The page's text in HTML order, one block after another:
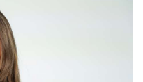
biotehnoloģijas